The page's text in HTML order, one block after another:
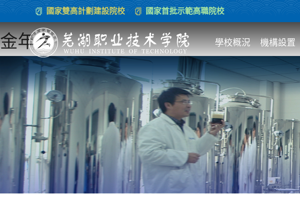
金年会
國家雙高計劃建設院校 國家首批示範高職院校
學校概況 機構設置